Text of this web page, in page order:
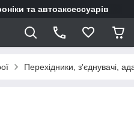
та автоаксессуарів
Перехідники, з'єднувачі,